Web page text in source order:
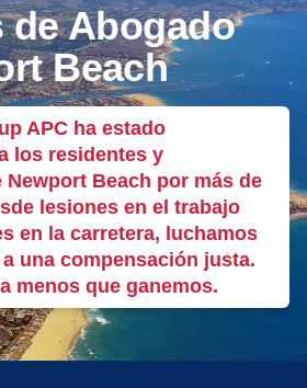
Abogado
Beach
APC ha estado
los residentes y
Newport Beach por más de
lesiones en el trabajo
en la carretera, luchamos
una compensación justa.
menos que ganemos.